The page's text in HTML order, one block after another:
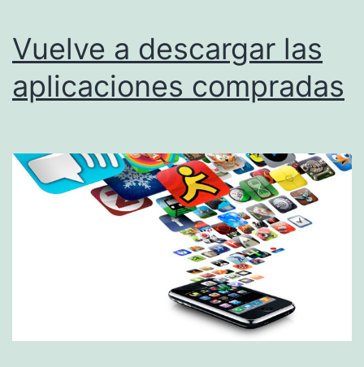
iPod
Vuelve a descargar las
aplicaciones compradas